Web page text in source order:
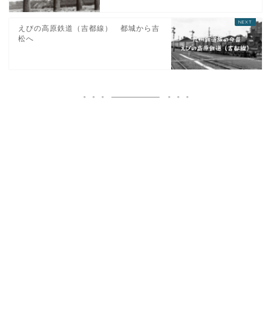
えびの高原鉄道（吉都線） 都城から吉
松へ